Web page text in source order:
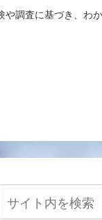
調査に基づき、わ